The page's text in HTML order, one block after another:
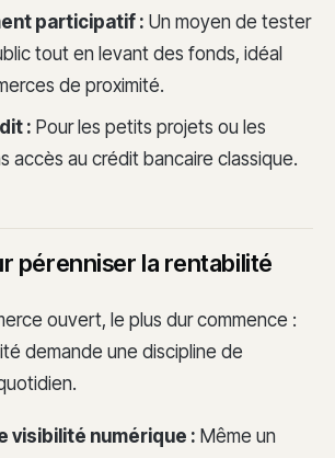
participatif : Un moyen de tester
tout en levant des fonds, idéal
de proximité.
: Pour les petits projets ou les
accès au crédit bancaire classique.
pérenniser la rentabilité
ouvert, le plus dur commence :
demande une discipline de
visibilité numérique : Même un